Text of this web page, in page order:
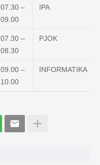
07.30 –
09.00
IPA
07.30 –
08.30
PJOK
09.00 –
10.00
INFORMATIKA